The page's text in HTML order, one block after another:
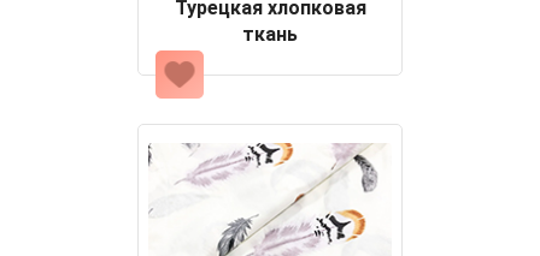
Турецкая хлопковая
ткань